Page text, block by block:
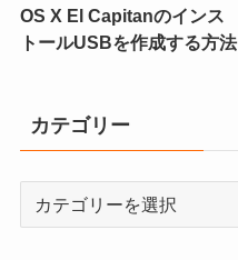
OS X El Capitanのインス
トールUSBを作成する方法
カテゴリー